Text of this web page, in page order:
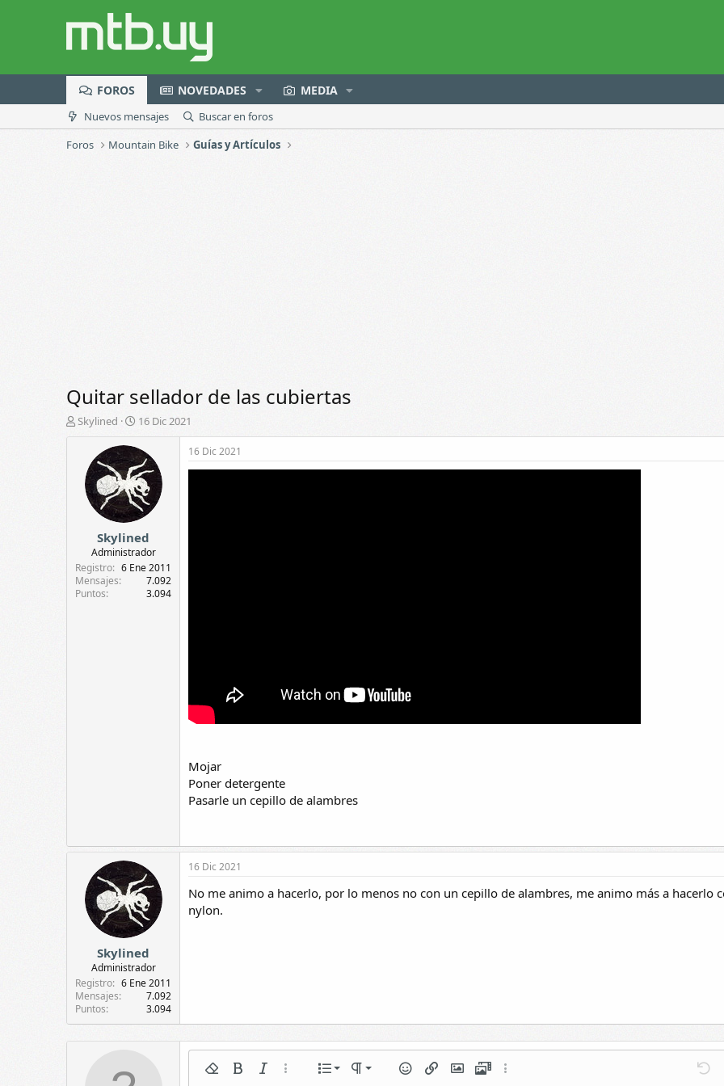
FOROS NOVEDADES MEDIA
Nuevos mensajes
Buscar en foros
Foros
Mountain Bike Guías y Artículos
Quitar sellador de las cubiertas
A
u
Skylined
F
e
c
h
a
d
e
i
n
i
c
16 Dic 2021
Skylined
Administrador
Registro
6 Ene 2011
Mensajes
7.092
Puntos
3.094
16 Dic 2021
Mojar
Poner detergente
Pasarle un cepillo de alambres
Skylined
Administrador
Registro
6 Ene 2011
Mensajes
7.092
Puntos
3.094
16 Dic 2021
No me animo a hacerlo, por lo menos no con un cepillo de alambres, me animo más a hacerlo
nylon.
Quitar formato
NegritaItálicaMás opciones...
Lista
Lista numerada
Formato de párrafo
Normal Emoticonos
Insertar enlace
Insertar imagen
VídeosMás opciones...